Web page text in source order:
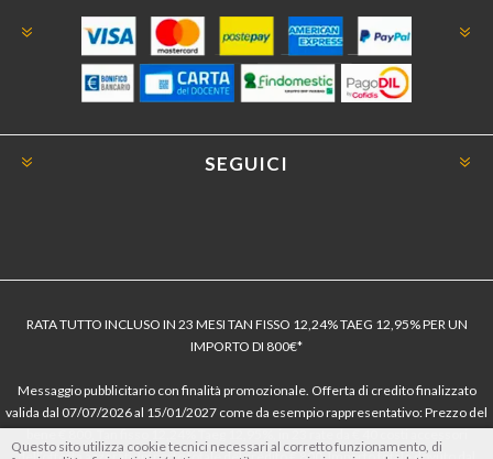
SEGUICI
RATA TUTTO INCLUSO IN 23 MESI TAN FISSO 12,24% TAEG 12,95% PER UN
IMPORTO DI 800€*
Messaggio pubblicitario con finalità promozionale. Offerta di credito finalizzato
valida dal 07/07/2026 al 15/01/2027 come da esempio rappresentativo: Prezzo del
Questo sito utilizza cookie tecnici necessari al corretto funzionamento, di